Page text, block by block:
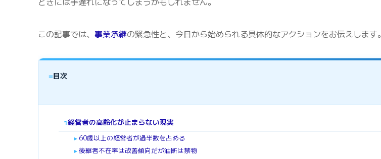
この記事では、 事業承継の緊急性と、今日から始められる具体的なアクションをお伝えします。
≡目次
1経営者の高齢化が止まらない現実
► 60歳以上の経営者が過半数を占める
► 後継者不在率は改善傾向だが油断は禁物